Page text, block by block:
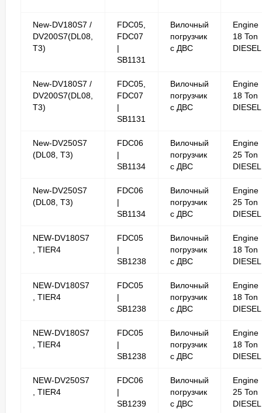
New-DV180S7 /
DV200S7(DL08,
T3)
FDC05,
FDC07
|
SB1131
Вилочный
погрузчик
с ДВС
Engine
18 Ton
DIESEL
New-DV180S7 /
DV200S7(DL08,
T3)
FDC05,
FDC07
|
SB1131
Вилочный
погрузчик
с ДВС
Engine
18 Ton
DIESEL
New-DV250S7
(DL08, T3)
FDC06
|
SB1134
Вилочный
погрузчик
с ДВС
Engine
25 Ton
DIESEL
New-DV250S7
(DL08, T3)
FDC06
|
SB1134
Вилочный
погрузчик
с ДВС
Engine
25 Ton
DIESEL
NEW-DV180S7
, TIER4
FDC05
|
SB1238
Вилочный
погрузчик
с ДВС
Engine
18 Ton
DIESEL
NEW-DV180S7
, TIER4
FDC05
|
SB1238
Вилочный
погрузчик
с ДВС
Engine
18 Ton
DIESEL
NEW-DV180S7
, TIER4
FDC05
|
SB1238
Вилочный
погрузчик
с ДВС
Engine
18 Ton
DIESEL
NEW-DV250S7
, TIER4
FDC06
|
SB1239
Вилочный
погрузчик
с ДВС
Engine
25 Ton
DIESEL